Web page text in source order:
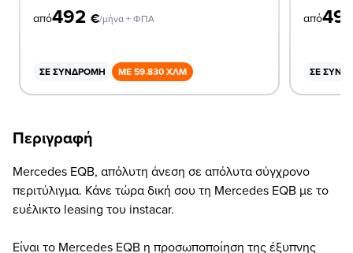
από492 €/μήνα + ΦΠΑ
ΣΕ ΣΥΝΔΡΟΜΉ ΜΕ 59.830 ΧΛΜ
από
ΣΕ
Περιγραφή
Mercedes EQB, απόλυτη άνεση σε απόλυτα σύγχρονο
περιτύλιγμα. Κάνε τώρα δική σου τη Mercedes EQB με το
ευέλικτο leasing του instacar.
Είναι το Mercedes EQB η προσωποποίηση της έξυπνης